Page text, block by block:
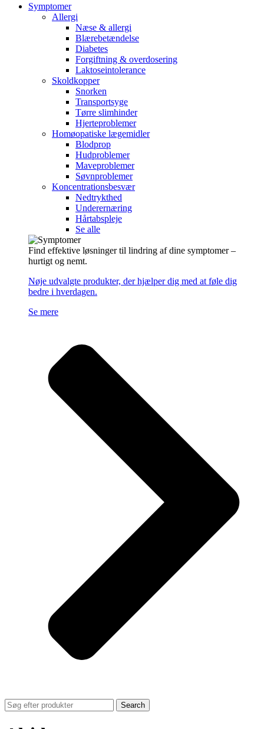
Symptomer
Allergi
Næse & allergi
Blærebetændelse
Diabetes
Forgiftning & overdosering
Laktoseintolerance
Skoldkopper
Snorken
Transportsyge
Tørre slimhinder
Hjerteproblemer
Homøopatiske lægemidler
Blodprop
Hudproblemer
Maveproblemer
Søvnproblemer
Koncentrationsbesvær
Nedtrykthed
Underernæring
Hårtabspleje
Se alle
Find effektive løsninger til lindring af dine symptomer –
hurtigt og nemt.
Nøje udvalgte produkter, der hjælper dig med at føle dig
bedre i hverdagen.
Se mere
Search